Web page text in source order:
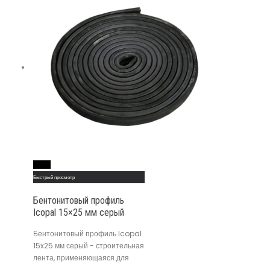
Быстрый просмотр
Бентонитовый профиль
Icopal 15×25 мм серый
Бентонитовый профиль Icopal
15x25 мм серый - строительная
лента, применяющаяся для